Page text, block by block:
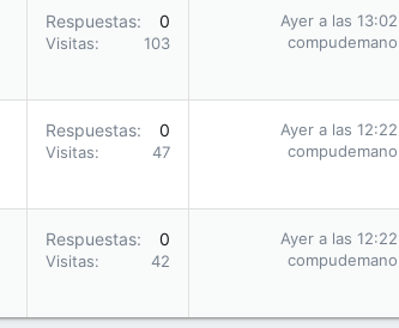
Respuestas 0
Visitas 103
Ayer a las 13:02
compudemano
Respuestas 0
Visitas 47
Ayer a las 12:22
compudemano
Respuestas 0
Visitas 42
Ayer a las 12:22
compudemano